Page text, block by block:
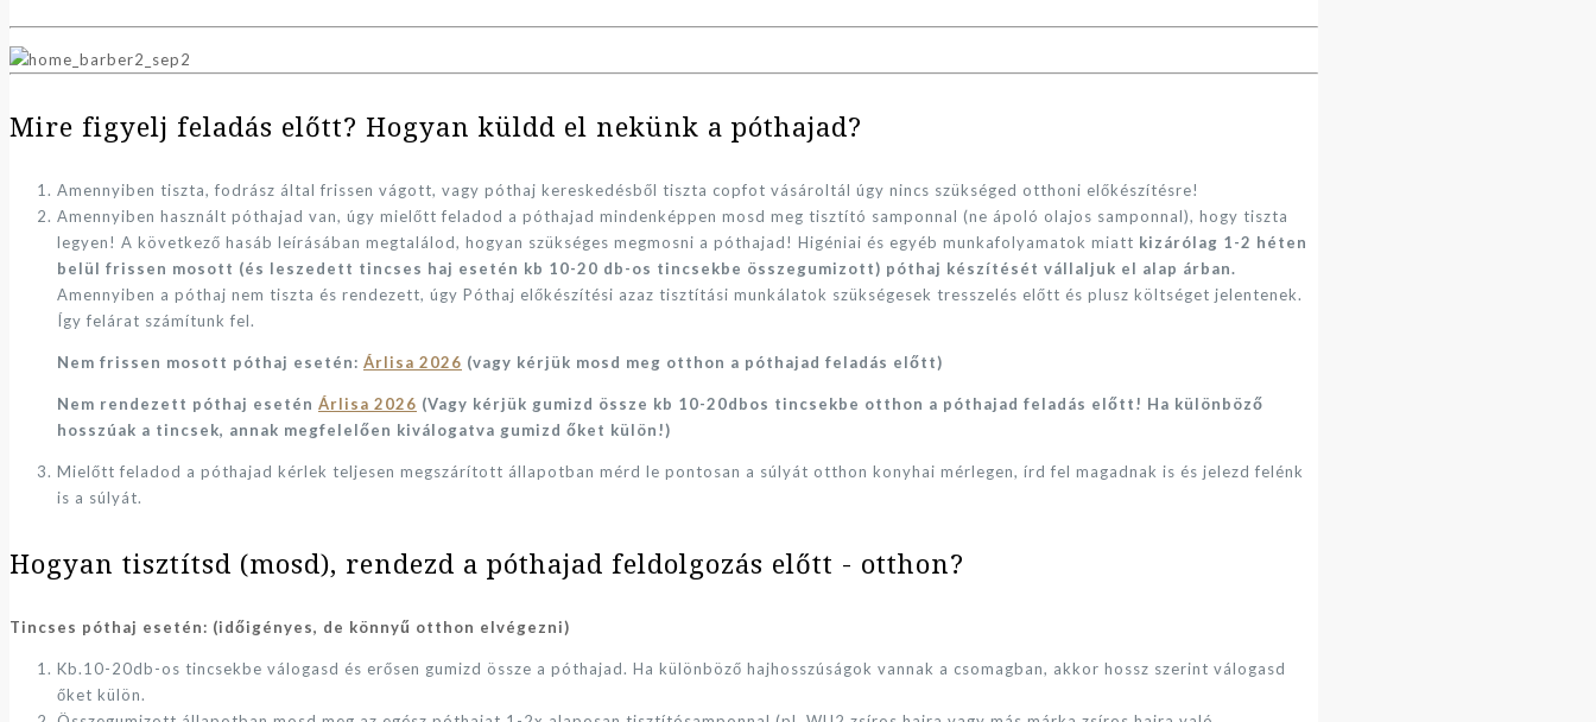
Mire figyelj feladás előtt? Hogyan küldd el nekünk a póthajad?
Amennyiben tiszta, fodrász által frissen vágott, vagy póthaj kereskedésből tiszta copfot vásároltál úgy nincs szükséged otthoni előkészítésre!
Amennyiben használt póthajad van, úgy mielőtt feladod a póthajad mindenképpen mosd meg tisztító samponnal (ne ápoló olajos samponnal), hogy tiszta
legyen! A következő hasáb leírásában megtalálod, hogyan szükséges megmosni a póthajad! Higéniai és egyéb munkafolyamatok miatt kizárólag 1-2 héten
belül frissen mosott (és leszedett tincses haj esetén kb 10-20 db-os tincsekbe összegumizott) póthaj készítését vállaljuk el alap árban.
Amennyiben a póthaj nem tiszta és rendezett, úgy Póthaj előkészítési azaz tisztítási munkálatok szükségesek tresszelés előtt és plusz költséget jelentenek.
Így felárat számítunk fel.
Nem frissen mosott póthaj esetén: Árlisa 2026 (vagy kérjük mosd meg otthon a póthajad feladás előtt)
Nem rendezett póthaj esetén Árlisa 2026 (Vagy kérjük gumizd össze kb 10-20dbos tincsekbe otthon a póthajad feladás előtt! Ha különböző
hosszúak a tincsek, annak megfelelően kiválogatva gumizd őket külön!)
Mielőtt feladod a póthajad kérlek teljesen megszárított állapotban mérd le pontosan a súlyát otthon konyhai mérlegen, írd fel magadnak is és jelezd felénk
is a súlyát.
Hogyan tisztítsd (mosd), rendezd a póthajad feldolgozás előtt - otthon?
Tincses póthaj esetén: (időigényes, de könnyű otthon elvégezni)
Kb.10-20db-os tincsekbe válogasd és erősen gumizd össze a póthajad. Ha különböző hajhosszúságok vannak a csomagban, akkor hossz szerint válogasd
őket külön.